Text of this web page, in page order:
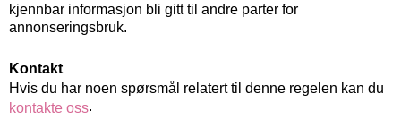
kjennbar informasjon bli gitt til andre parter for
annonseringsbruk.
Kontakt
Hvis du har noen spørsmål relatert til denne regelen kan du
kontakte oss.